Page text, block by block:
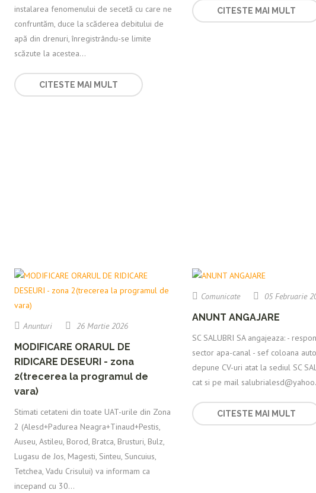
instalarea fenomenului de secetă cu care ne
confruntăm, duce la scăderea debitului de
apă din drenuri, înregistrându-se limite
scăzute la acestea...
CITESTE MAI MULT
CITESTE MAI MULT
Anunturi 26 Martie 2026
MODIFICARE ORARUL DE
RIDICARE DESEURI - zona
2(trecerea la programul de
vara)
Stimati cetateni din toate UAT-urile din Zona
2 (Alesd+Padurea Neagra+Tinaud+Pestis,
Auseu, Astileu, Borod, Bratca, Brusturi, Bulz,
Lugasu de Jos, Magesti, Sinteu, Suncuius,
Tetchea, Vadu Crisului) va informam ca
incepand cu 30...
Comunicate 05 Februarie
ANUNT ANGAJARE
SC SALUBRI SA angajeaza: -
sector apa-canal - sef coloana
depune CV-uri atat la sediul SC
cat si pe mail
CITESTE MAI MULT